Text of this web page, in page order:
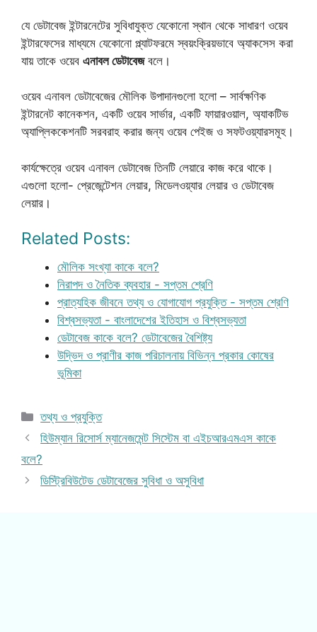
যে ডেটাবেজ ইন্টারনেটের সুবিধাযুক্ত যেকোনো স্থান থেকে সাধারণ ওয়েব
ইন্টারফেসের মাধ্যমে যেকোনো প্ল্যাটফরমে স্বয়ংক্রিয়ভাবে অ্যাকসেস করা
যায় তাকে ওয়েব এনাবল ডেটাবেজবলে।
ওয়েব এনাবল ডেটাবেজের মৌলিক উপাদানগুলো হলো – সার্বক্ষণিক
ইন্টারনেট কানেকশন, একটি ওয়েব সার্ভার, একটি ফায়ারওয়াল, অ্যাকটিভ
অ্যাপ্লিককেশনটি সরবরাহ করার জন্য ওয়েব পেইজ ও সফটওয়্যারসমূহ।
কার্যক্ষেত্রে ওয়েব এনাবল ডেটাবেজ তিনটি লেয়ারে কাজ করে থাকে।
এগুলো হলো- প্রেজেন্টেশন লেয়ার, মিডেলওয়্যার লেয়ার ও ডেটাবেজ
লেয়ার।
Related Posts:
মৌলিক সংখ্যা কাকে বলে?
নিরাপদ ও নৈতিক ব্যবহার - সপ্তম শ্রেণি
প্রাত্যহিক জীবনে তথ্য ও যোগাযোগ প্রযুক্তি - সপ্তম শ্রেণি
বিশ্বসভ্যতা - বাংলাদেশের ইতিহাস ও বিশ্বসভ্যতা
ডেটাবেজ কাকে বলে? ডেটাবেজের বৈশিষ্ট্য
উদ্ভিদ ও প্রাণীর কাজ পরিচালনায় বিভিন্ন প্রকার কোষের
ভূমিকা
Categories
তথ্য ও প্রযুক্তি
হিউম্যান রিসোর্স ম্যানেজমেন্ট সিস্টেম বা এইচআরএমএস কাকে
বলে?
ডিস্ট্রিবিউটেড ডেটাবেজের সুবিধা ও অসুবিধা